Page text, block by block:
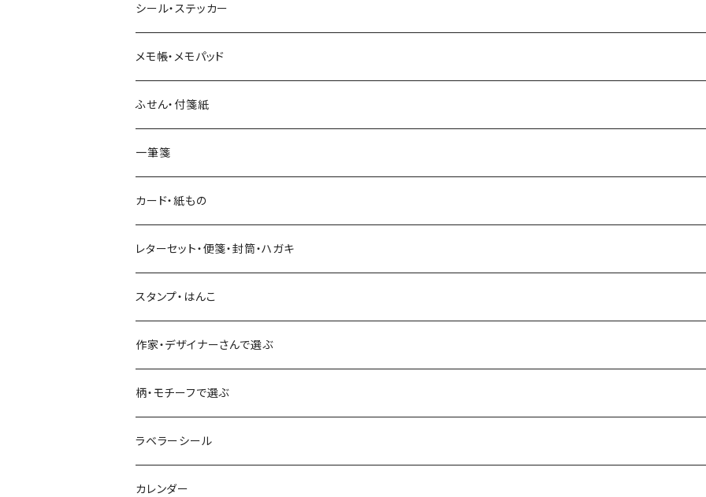
ヨハク
和紙
透明クリア
Hutte paper works （プロペラスタジオ）
ネクタイ
透明クリアテープ
柄・モチーフで選ぶ（マステ）
いちご・ストロベリー
フルーツ・野菜
マインドウェイブ
水縞
大枝活版室
星燈社
ミナペルホネン
BGM
シール・ステッカー
フレークシール
パピアプラッツ（作家もの）
ヨハク
ステッカーシール
マインドウェイブ
田村美紀
立体シール
メモ帳・メモパッド
ヨハク
HUTTE PAPER WORKS
表現社（作家もの）
星燈社
古川紙工
大枝活版室
ふせん・付箋紙
ヨハク
HUTTE PAPER WORKS
古川紙工
表現社（作家もの）
ロール付箋
一筆箋
カード・紙もの
レターセット・便箋・封筒・ハガキ
古川紙工
表現社（作家もの）
スタンプ・はんこ
Hutte paper works
ヨハク
作家・デザイナーさんで選ぶ
ネクタイ
Hutte paper works
ヨハク
柄・モチーフで選ぶ
フルーツ
食べ物・フード・スイーツ
ラベラーシール
カレンダー